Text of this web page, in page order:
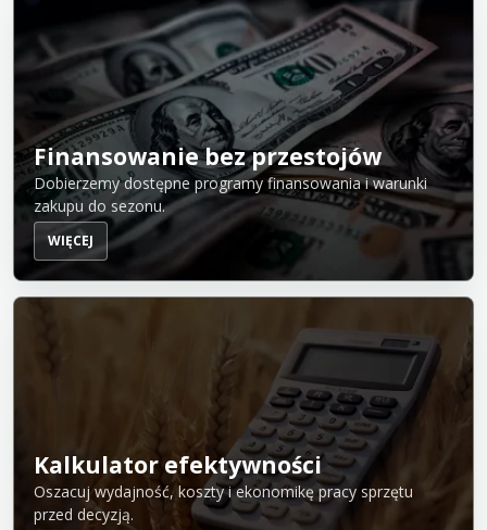
Finansowanie bez przestojów
Dobierzemy dostępne programy finansowania i warunki
zakupu do sezonu.
WIĘCEJ
Kalkulator efektywności
Oszacuj wydajność, koszty i ekonomikę pracy sprzętu
przed decyzją.